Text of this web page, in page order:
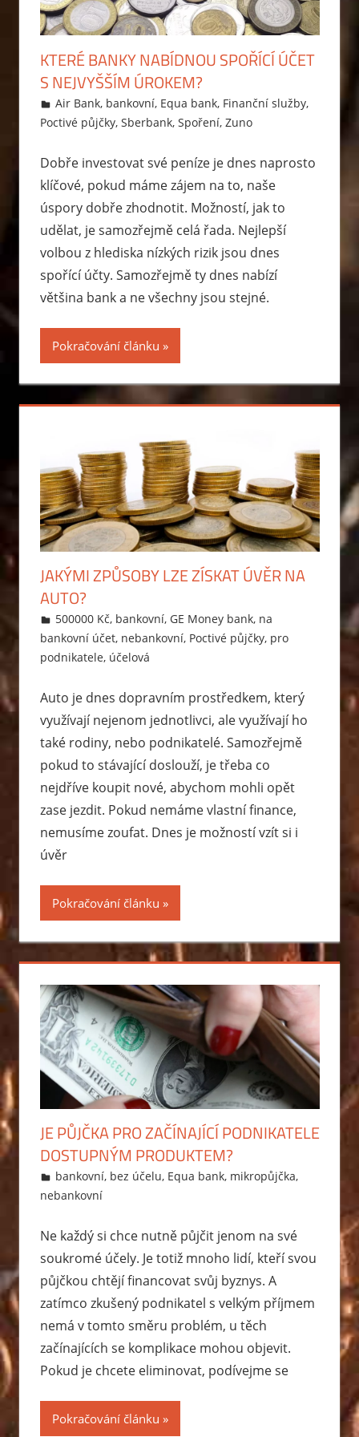
KTERÉ BANKY NABÍDNOU SPOŘÍCÍ ÚČET
S NEJVYŠŠÍM ÚROKEM?
24.6.2015
Markéta Svobodová
Air Bank, bankovní, Equa bank, Finanční služby,
Poctivé půjčky, Sberbank, Spoření, Zuno
Dobře investovat své peníze je dnes naprosto
klíčové, pokud máme zájem na to, naše
úspory dobře zhodnotit. Možností, jak to
udělat, je samozřejmě celá řada. Nejlepší
volbou z hlediska nízkých rizik jsou dnes
spořící účty. Samozřejmě ty dnes nabízí
většina bank a ne všechny jsou stejné.
Pokračování článku
JAKÝMI ZPŮSOBY LZE ZÍSKAT ÚVĚR NA
AUTO?
21.6.2015
Markéta Svobodová
500000 Kč, bankovní, GE Money bank, na
bankovní účet, nebankovní, Poctivé půjčky, pro
podnikatele, účelová
Auto je dnes dopravním prostředkem, který
využívají nejenom jednotlivci, ale využívají ho
také rodiny, nebo podnikatelé. Samozřejmě
pokud to stávající doslouží, je třeba co
nejdříve koupit nové, abychom mohli opět
zase jezdit. Pokud nemáme vlastní finance,
nemusíme zoufat. Dnes je možností vzít si i
úvěr
Pokračování článku
JE PŮJČKA PRO ZAČÍNAJÍCÍ PODNIKATELE
DOSTUPNÝM PRODUKTEM?
21.5.2015
Markéta Svobodová
bankovní, bez účelu, Equa bank, mikropůjčka,
nebankovní
Ne každý si chce nutně půjčit jenom na své
soukromé účely. Je totiž mnoho lidí, kteří svou
půjčkou chtějí financovat svůj byznys. A
zatímco zkušený podnikatel s velkým příjmem
nemá v tomto směru problém, u těch
začínajících se komplikace mohou objevit.
Pokud je chcete eliminovat, podívejme se
Pokračování článku